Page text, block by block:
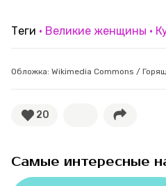
Теги Великие женщины
Обложка: Wikimedia Commons /
20
Самые интересные